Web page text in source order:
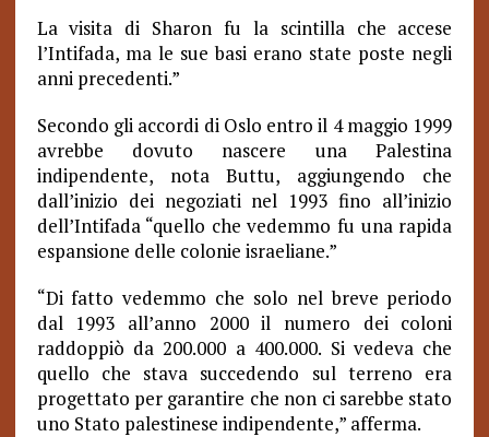
La visita di Sharon fu la scintilla che accese
l’Intifada, ma le sue basi erano state poste negli
anni precedenti.”
Secondo gli accordi di Oslo entro il 4 maggio 1999
avrebbe dovuto nascere una Palestina
indipendente, nota Buttu, aggiungendo che
dall’inizio dei negoziati nel 1993 fino all’inizio
dell’Intifada “quello che vedemmo fu una rapida
espansione delle colonie israeliane.”
“Di fatto vedemmo che solo nel breve periodo
dal 1993 all’anno 2000 il numero dei coloni
raddoppiò da 200.000 a 400.000. Si vedeva che
quello che stava succedendo sul terreno era
progettato per garantire che non ci sarebbe stato
uno Stato palestinese indipendente,” afferma.